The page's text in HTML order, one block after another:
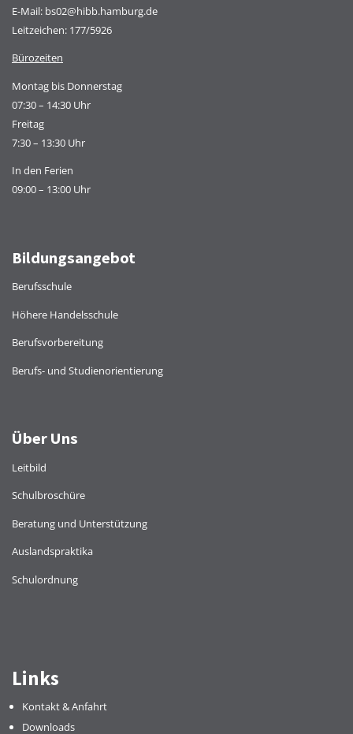
E-Mail: bs02@hibb.hamburg.de
Leitzeichen: 177/5926
Bürozeiten
Montag bis Donnerstag
07:30 – 14:30 Uhr
Freitag
7:30 – 13:30 Uhr
In den Ferien
09:00 – 13:00 Uhr
Bildungsangebot
Berufsschule
Höhere Handelsschule
Berufsvorbereitung
Berufs- und Studienorientierung
Über Uns
Leitbild
Schulbroschüre
Beratung und Unterstützung
Auslandspraktika
Schulordnung
Links
Kontakt & Anfahrt
Downloads